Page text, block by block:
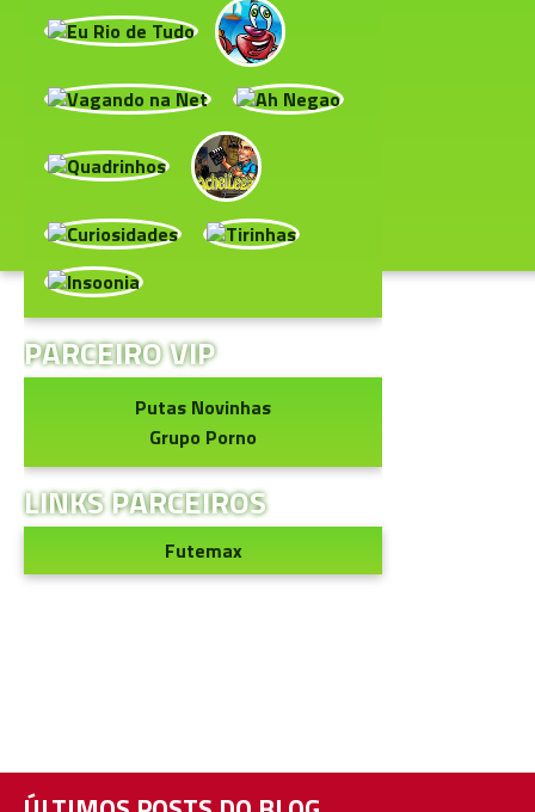
PARCEIRO VIP
Putas Novinhas
Grupo Porno
LINKS PARCEIROS
Futemax